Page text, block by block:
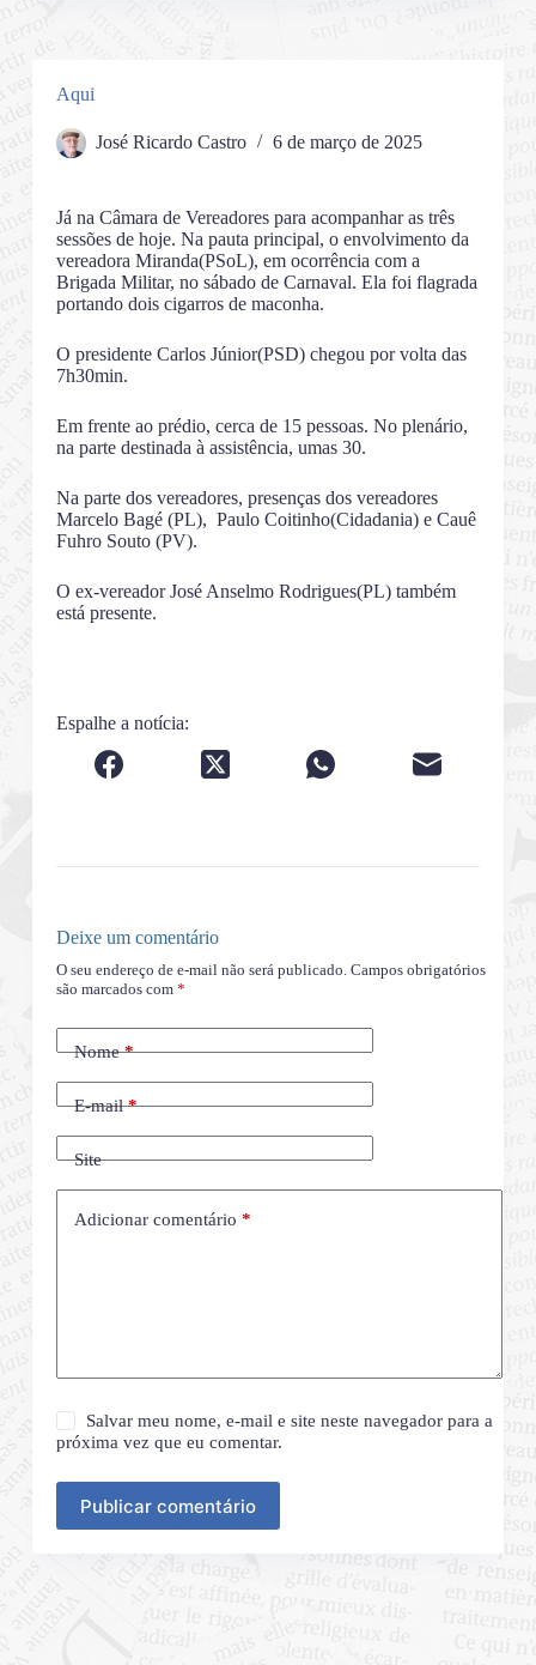
Aqui
José Ricardo Castro 6 de março de 2025
Já na Câmara de Vereadores para acompanhar as três
sessões de hoje. Na pauta principal, o envolvimento da
vereadora Miranda(PSoL), em ocorrência com a
Brigada Militar, no sábado de Carnaval. Ela foi flagrada
portando dois cigarros de maconha.
O presidente Carlos Júnior(PSD) chegou por volta das
7h30min.
Em frente ao prédio, cerca de 15 pessoas. No plenário,
na parte destinada à assistência, umas 30.
Na parte dos vereadores, presenças dos vereadores
Marcelo Bagé (PL), Paulo Coitinho(Cidadania) e Cauê
Fuhro Souto (PV).
O ex-vereador José Anselmo Rodrigues(PL) também
está presente.
Espalhe a notícia:
Deixe um comentário
O seu endereço de e-mail não será publicado. Campos obrigatórios
são marcados com *
Nome*
E-mail*
Site
Adicionar comentário *
Salvar meu nome, e-mail e site neste navegador para a
próxima vez que eu comentar.
Publicar comentário